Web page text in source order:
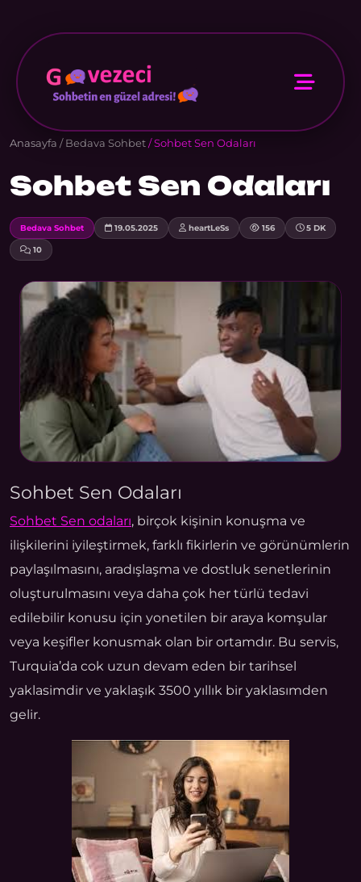
Anasayfa / Bedava Sohbet / Sohbet Sen Odaları
Sohbet Sen Odaları
Bedava Sohbet 19.05.2025 heartLeSs 156 5 DK
10
Sohbet Sen Odaları
Sohbet Sen odaları, birçok kişinin konuşma ve
ilişkilerini iyileştirmek, farklı fikirlerin ve görünümlerin
paylaşılmasını, aradışlaşma ve dostluk senetlerinin
oluşturulmasını veya daha çok her türlü tedavi
edilebilir konusu için yonetilen bir araya komşular
veya keşifler konusmak olan bir ortamdır. Bu servis,
Turquia’da cok uzun devam eden bir tarihsel
yaklasimdir ve yaklaşık 3500 yıllık bir yaklasımden
gelir.